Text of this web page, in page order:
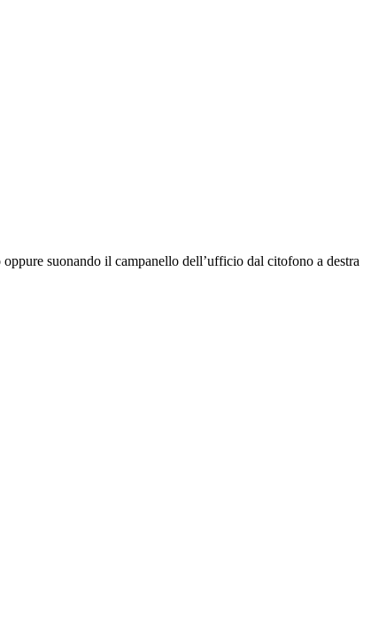
suonando il campanello dell’ufficio dal citofono a destra